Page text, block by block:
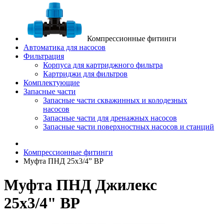
Компрессионные фитинги
Автоматика для насосов
Фильтрация
Корпуса для картриджного фильтра
Картриджи для фильтров
Комплектующие
Запасные части
Запасные части скважинных и колодезных
насосов
Запасные части для дренажных насосов
Запасные части поверхностных насосов и станций
Компрессионные фитинги
Муфта ПНД 25x3/4” ВР
Муфта ПНД Джилекс
25x3/4" ВР